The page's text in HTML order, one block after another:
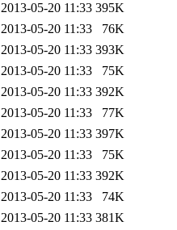
2013-05-20 11:33 395K
2013-05-20 11:33
76K
2013-05-20 11:33 393K
2013-05-20 11:33
75K
2013-05-20 11:33 392K
2013-05-20 11:33
77K
2013-05-20 11:33 397K
2013-05-20 11:33
75K
2013-05-20 11:33 392K
2013-05-20 11:33
74K
2013-05-20 11:33 381K